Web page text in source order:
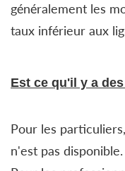
généralement les
taux inférieur aux
Est ce qu'il y a
Pour les
n'est pas disponible.